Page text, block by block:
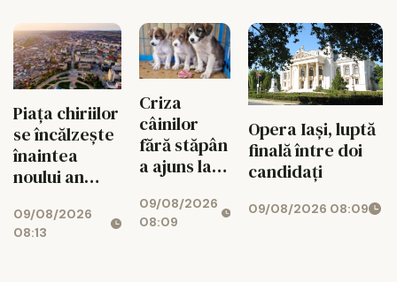
Piața chiriilor
se încălzește
înaintea
noului an
09/08/2026
08:13
Criza
câinilor
fără stăpân
a ajuns la
critic în
județul Iași
09/08/2026
08:09
Opera Iași, luptă
finală între doi
candidați
09/08/2026 08:09